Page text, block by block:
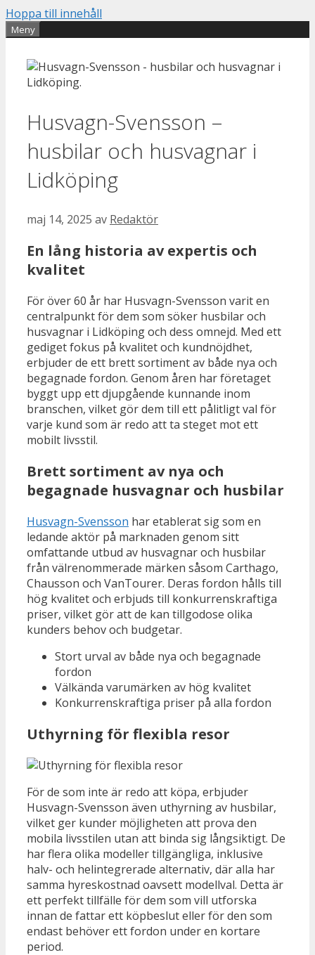
Hoppa till innehåll
Meny
Husvagn-Svensson –
husbilar och husvagnar i
Lidköping
maj 14, 2025 av Redaktör
En lång historia av expertis och
kvalitet
För över 60 år har Husvagn-Svensson varit en
centralpunkt för dem som söker husbilar och
husvagnar i Lidköping och dess omnejd. Med ett
gediget fokus på kvalitet och kundnöjdhet,
erbjuder de ett brett sortiment av både nya och
begagnade fordon. Genom åren har företaget
byggt upp ett djupgående kunnande inom
branschen, vilket gör dem till ett pålitligt val för
varje kund som är redo att ta steget mot ett
mobilt livsstil.
Brett sortiment av nya och
begagnade husvagnar och husbilar
Husvagn-Svensson har etablerat sig som en
ledande aktör på marknaden genom sitt
omfattande utbud av husvagnar och husbilar
från välrenommerade märken såsom Carthago,
Chausson och VanTourer. Deras fordon hålls till
hög kvalitet och erbjuds till konkurrenskraftiga
priser, vilket gör att de kan tillgodose olika
kunders behov och budgetar.
Stort urval av både nya och begagnade
fordon
Välkända varumärken av hög kvalitet
Konkurrenskraftiga priser på alla fordon
Uthyrning för flexibla resor
För de som inte är redo att köpa, erbjuder
Husvagn-Svensson även uthyrning av husbilar,
vilket ger kunder möjligheten att prova den
mobila livsstilen utan att binda sig långsiktigt. De
har flera olika modeller tillgängliga, inklusive
halv- och helintegrerade alternativ, där alla har
samma hyreskostnad oavsett modellval. Detta är
ett perfekt tillfälle för dem som vill utforska
innan de fattar ett köpbeslut eller för den som
endast behöver ett fordon under en kortare
period.